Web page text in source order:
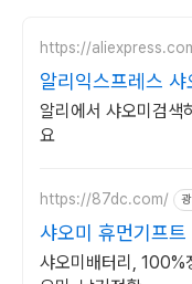
https://
알리익스프레스
알리에서 샤오미검색
요
https://87dc.com/
샤오미 휴먼기프트
샤오미배터리, 100%